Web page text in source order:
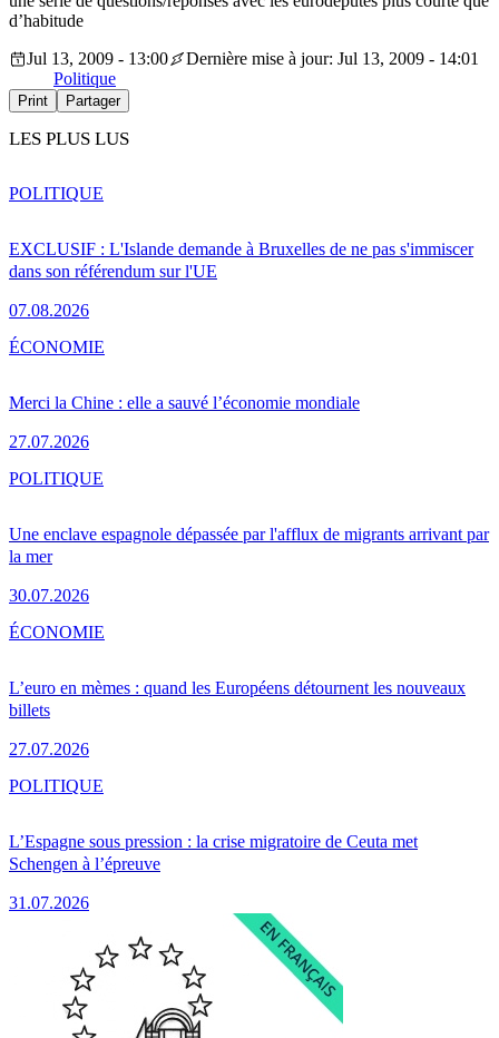
d’habitude
Jul 13, 2009 - 13:00
Dernière mise à jour: Jul 13, 2009 - 14:01
Politique
Print Partager
LES PLUS LUS
EXCLUSIF : L'Islande demande à Bruxelles de ne pas s'immiscer
dans son référendum sur l'UE
07.08.2026
POLITIQUE
Merci la Chine : elle a sauvé l’économie mondiale
27.07.2026
ÉCONOMIE
Une enclave espagnole dépassée par l'afflux de migrants arrivant par
la mer
30.07.2026
POLITIQUE
L’euro en mèmes : quand les Européens détournent les nouveaux
billets
27.07.2026
ÉCONOMIE
L’Espagne sous pression : la crise migratoire de Ceuta met
Schengen à l’épreuve
31.07.2026
POLITIQUE